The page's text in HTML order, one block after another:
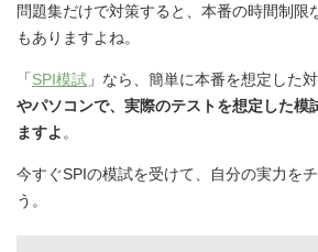
問題集だけで対策すると、本番の時間制限
もありますよね。
「SPI模試 」なら、簡単に本番を想定した
やパソコンで、実際のテストを想定した模
ますよ 。
今すぐSPIの模試を受けて、自分の実力を
う。